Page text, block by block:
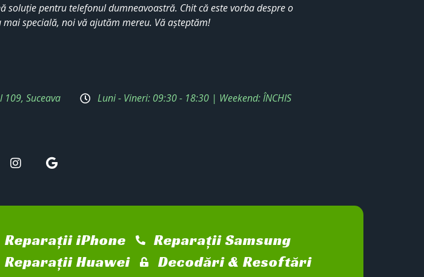
pentru telefonul dumneavoastră. Chit că este vorba despre o
specială, noi vă ajutăm mereu. Vă așteptăm!
109, Suceava Luni - Vineri: 09:30 - 18:30 | Weekend: ÎNCHIS
Reparații iPhone
Reparații Samsung
Reparații Huawei
Decodări & Resoftări